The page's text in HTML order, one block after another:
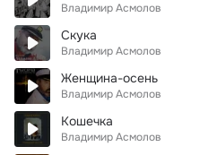
Владимир Асмолов
Скука
Владимир Асмолов
Женщина-осень
Владимир Асмолов
Кошечка
Владимир Асмолов